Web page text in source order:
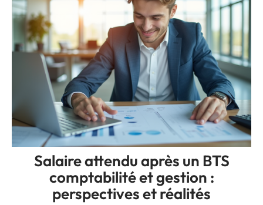
Salaire attendu après un BTS
comptabilité et gestion :
perspectives et réalités